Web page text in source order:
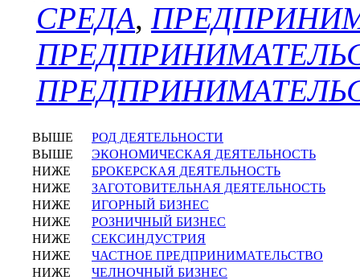
СРЕДА,
ВЫШЕ
РОД ДЕЯТЕЛЬНОСТИ
ВЫШЕ
ЭКОНОМИЧЕСКАЯ ДЕЯТЕЛЬНОСТЬ
НИЖЕ
БРОКЕРСКАЯ ДЕЯТЕЛЬНОСТЬ
НИЖЕ
ЗАГОТОВИТЕЛЬНАЯ ДЕЯТЕЛЬНОСТЬ
НИЖЕ
ИГОРНЫЙ БИЗНЕС
НИЖЕ
РОЗНИЧНЫЙ БИЗНЕС
НИЖЕ
СЕКСИНДУСТРИЯ
НИЖЕ
ЧАСТНОЕ ПРЕДПРИНИМАТЕЛЬСТВО
НИЖЕ
ЧЕЛНОЧНЫЙ БИЗНЕС